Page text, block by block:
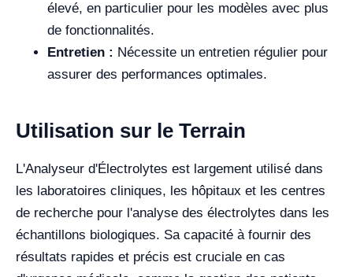
élevé, en particulier pour les modèles avec plus
de fonctionnalités.
Entretien : Nécessite un entretien régulier pour
assurer des performances optimales.
Utilisation sur le Terrain
L'Analyseur d'Électrolytes est largement utilisé dans
les laboratoires cliniques, les hôpitaux et les centres
de recherche pour l'analyse des électrolytes dans les
échantillons biologiques. Sa capacité à fournir des
résultats rapides et précis est cruciale en cas